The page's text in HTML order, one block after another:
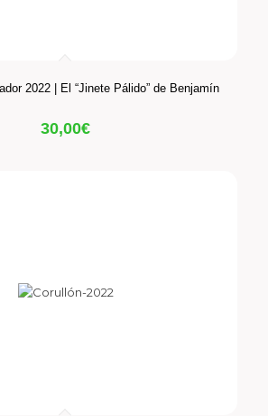
2022 | El “Jinete Pálido” de Benjamín
30,00€